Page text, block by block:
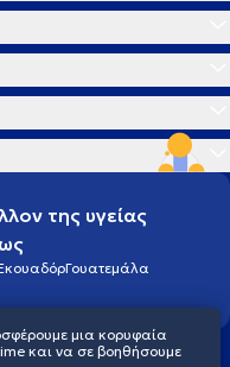
της υγείας
Γουατεμάλα
μια κορυφαία
και να σε βοηθήσουμε